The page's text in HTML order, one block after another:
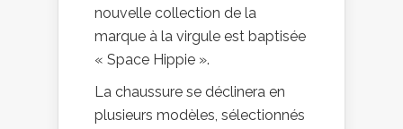
nouvelle collection de la
marque à la virgule est baptisée
« Space Hippie ».
La chaussure se déclinera en
plusieurs modèles, sélectionnés